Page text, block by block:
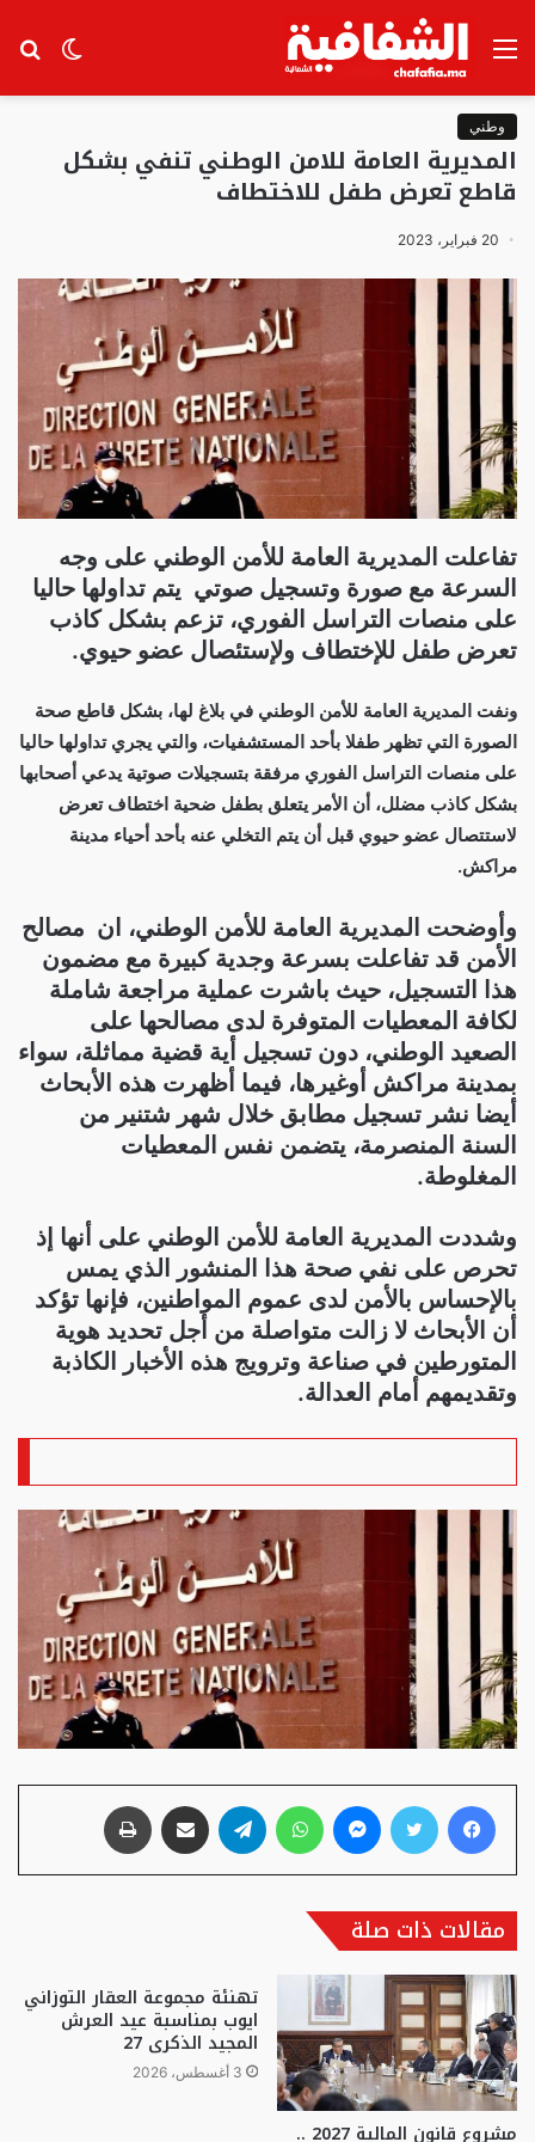
الوضع
القائمة
وطني
المديرية العامة للامن الوطني تنفي بشكل
قاطع تعرض طفل للاختطاف
20 فبراير، 2023
تفاعلت المديرية العامة للأمن الوطني على وجه
السرعة مع صورة وتسجيل صوتي يتم تداولها حاليا
على منصات التراسل الفوري، تزعم بشكل كاذب
تعرض طفل للإختطاف ولإستئصال عضو حيوي.
ونفت المديرية العامة للأمن الوطني في بلاغ لها، بشكل قاطع صحة
الصورة التي تظهر طفلا بأحد المستشفيات، والتي يجري تداولها حاليا
على منصات التراسل الفوري مرفقة بتسجيلات صوتية يدعي أصحابها
بشكل كاذب مضلل، أن الأمر يتعلق بطفل ضحية اختطاف تعرض
لاستتصال عضو حيوي قبل أن يتم التخلي عنه بأحد أحياء مدينة
مراكش.
وأوضحت المديرية العامة للأمن الوطني، ان مصالح
الأمن قد تفاعلت بسرعة وجدية كبيرة مع مضمون
هذا التسجيل، حيث باشرت عملية مراجعة شاملة
لكافة المعطيات المتوفرة لدى مصالحها على
الصعيد الوطني، دون تسجيل أية قضية مماثلة، سواء
بمدينة مراكش أوغيرها، فيما أظهرت هذه الأبحاث
أيضا نشر تسجيل مطابق خلال شهر شتنير من
السنة المنصرمة، يتضمن نفس المعطيات
المغلوطة.
وشددت المديرية العامة للأمن الوطني على أنها إذ
تحرص على نفي صحة هذا المنشور الذي يمس
بالإحساس بالأمن لدى عموم المواطنين، فإنها تؤكد
أن الأبحاث لا زالت متواصلة من أجل تحديد هوية
المتورطين في صناعة وترويج هذه الأخبار الكاذبة
وتقديمهم أمام العدالة.
فيسبوك تويتر ماسنجر واتساب تيلقرام مشاركة عبر البريد
مقالات ذات صلة
مشروع قانون المالية 2027 ..
تهنئة مجموعة العقار التوزاني
ايوب بمناسبة عيد العرش
المجيد الذكرى 27
3 أغسطس، 2026